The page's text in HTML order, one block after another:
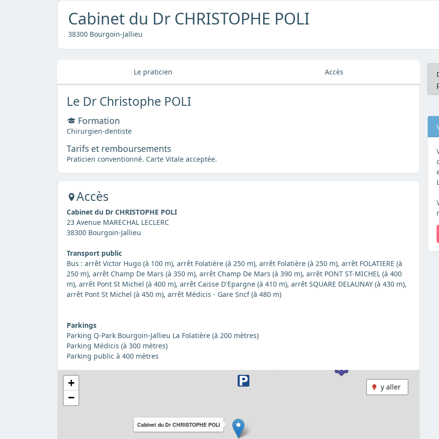
Cabinet du Dr CHRISTOPHE POLI
38300 Bourgoin-Jallieu
Le praticien Accès
Le Dr Christophe POLI
Formation
Chirurgien-dentiste
Tarifs et remboursements
Praticien conventionné. Carte Vitale acceptée.
Accès
Cabinet du Dr CHRISTOPHE POLI
23 Avenue MARECHAL LECLERC
38300 Bourgoin-Jallieu
Transport public
Bus : arrêt Victor Hugo (à 100 m), arrêt Folatière (à 250 m), arrêt Folatière (à 250 m), arrêt FOLATIERE (à
250 m), arrêt Champ De Mars (à 350 m), arrêt Champ De Mars (à 390 m), arrêt PONT ST-MICHEL (à 400
m), arrêt Pont St Michel (à 400 m), arrêt Caisse D'Epargne (à 410 m), arrêt SQUARE DELAUNAY (à 430 m),
arrêt Pont St Michel (à 450 m), arrêt Médicis - Gare Sncf (à 480 m)
Parkings
Parking Q-Park Bourgoin-Jallieu La Folatière (à 200 mètres)
Parking Médicis (à 300 mètres)
Parking public à 400 mètres
y aller
Cabinet du Dr CHRISTOPHE POLI
+
−